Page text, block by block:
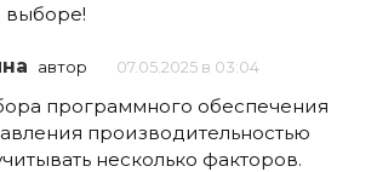
выборе!
автор 07.05.2025 в 03:04
программного обеспечения
производительностью
несколько факторов.